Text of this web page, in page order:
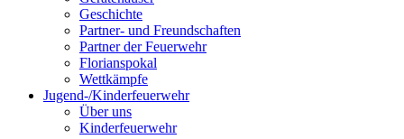
Geschichte
Partner- und Freundschaften
Partner der Feuerwehr
Florianspokal
Wettkämpfe
Jugend-/Kinderfeuerwehr
Über uns
Kinderfeuerwehr